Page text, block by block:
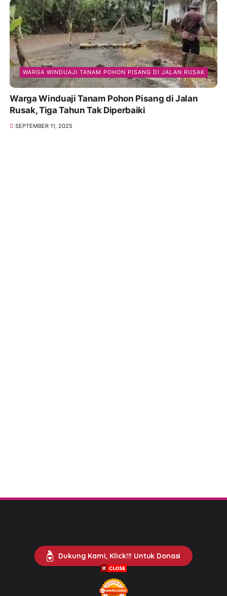
WARGA WINDUAJI TANAM POHON PISANG DI JALAN RUSAK
Warga Winduaji Tanam Pohon Pisang di Jalan
Rusak, Tiga Tahun Tak Diperbaiki
SEPTEMBER 11, 2025
Dukung Kami, Klick!!! Untuk Donasi